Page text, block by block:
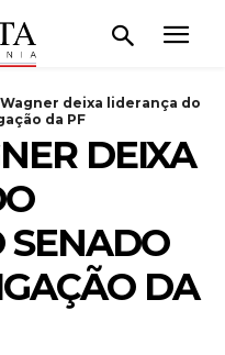
deixa liderança do
da PF
DEIXA
SENADO
DA